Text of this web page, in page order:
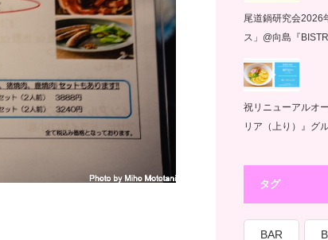
尾道鍋研究会2026
ス」@向島『
祝リニューアルオ
リア（上り）』グ
タグ
BAR